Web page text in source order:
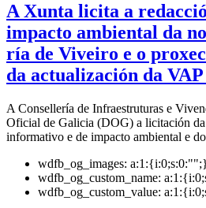
A Xunta licita a
impacto ambiental da
ría de Viveiro e o
da actualización da
A Consellería de Infraestruturas e
Oficial de Galicia (DOG) a licitación
informativo e de impacto ambiental e
wdfb_og_images:
wdfb_og_custom_name:
wdfb_og_custom_value: